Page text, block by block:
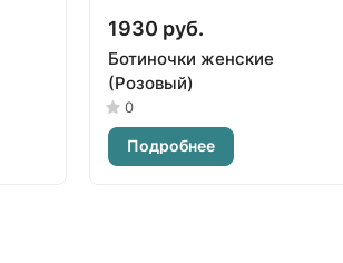
1930 руб.
Ботиночки женские
(Розовый)
0
Подробнее